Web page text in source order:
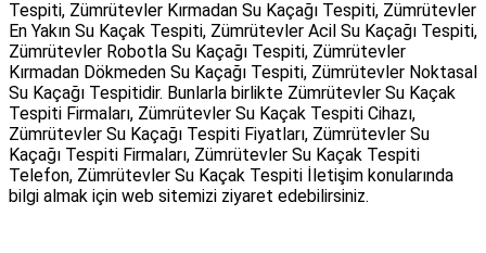
Tespiti, Zümrütevler Kırmadan Su Kaçağı Tespiti, Zümrütevler
En Yakın Su Kaçak Tespiti, Zümrütevler Acil Su Kaçağı Tespiti,
Zümrütevler Robotla Su Kaçağı Tespiti, Zümrütevler
Kırmadan Dökmeden Su Kaçağı Tespiti, Zümrütevler Noktasal
Su Kaçağı Tespitidir. Bunlarla birlikte Zümrütevler Su Kaçak
Tespiti Firmaları, Zümrütevler Su Kaçak Tespiti Cihazı,
Zümrütevler Su Kaçağı Tespiti Fiyatları, Zümrütevler Su
Kaçağı Tespiti Firmaları, Zümrütevler Su Kaçak Tespiti
Telefon, Zümrütevler Su Kaçak Tespiti İletişim konularında
bilgi almak için web sitemizi ziyaret edebilirsiniz.